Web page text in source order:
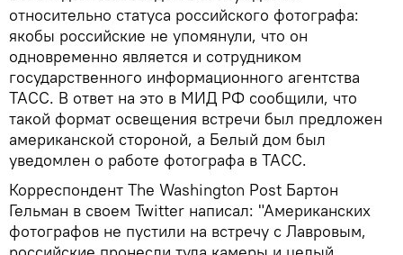
относительно статуса российского фотографа:
якобы российские не упомянули, что он
одновременно является и сотрудником
государственного информационного агентства
ТАСС. В ответ на это в МИД РФ сообщили, что
такой формат освещения встречи был предложен
американской стороной, а Белый дом был
уведомлен о работе фотографа в ТАСС.
Корреспондент The Washington Post Бартон
Гельман в своем Twitter написал: "Американских
фотографов не пустили на встречу с Лавровым,